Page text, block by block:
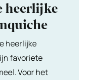
heerlijke
heerlijke
favoriete
Voor het